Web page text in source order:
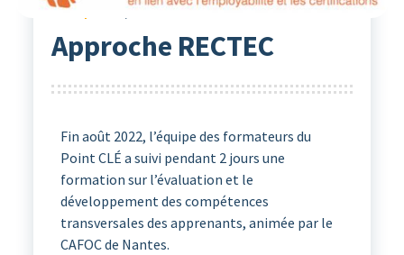
29Sep 2022 Christine Charbonnier
Approche RECTEC
Fin août 2022, l’équipe des formateurs du
Point CLÉ a suivi pendant 2 jours une
formation sur l’évaluation et le
développement des compétences
transversales des apprenants, animée par le
CAFOC de Nantes.